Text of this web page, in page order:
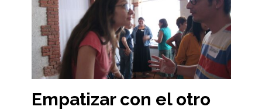
Empatizar con el otro